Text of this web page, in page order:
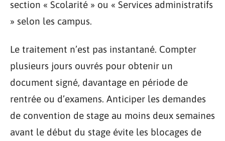
section « Scolarité » ou « Services administratifs
» selon les campus.
Le traitement n’est pas instantané. Compter
plusieurs jours ouvrés pour obtenir un
document signé, davantage en période de
rentrée ou d’examens. Anticiper les demandes
de convention de stage au moins deux semaines
avant le début du stage évite les blocages de